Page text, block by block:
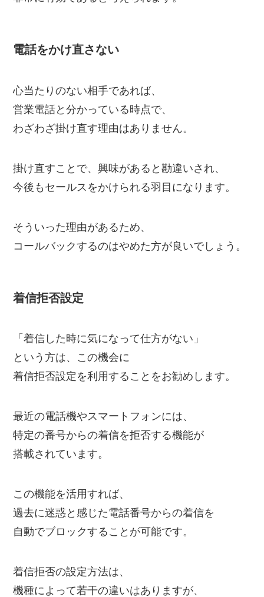
電話をかけ直さない
心当たりのない相手であれば、
営業電話と分かっている時点で、
わざわざ掛け直す理由はありません。
掛け直すことで、興味があると勘違いされ、
今後もセールスをかけられる羽目になります。
そういった理由があるため、
コールバックするのはやめた方が良いでしょう。
着信拒否設定
「着信した時に気になって仕方がない」
という方は、この機会に
着信拒否設定を利用することをお勧めします。
最近の電話機やスマートフォンには、
特定の番号からの着信を拒否する機能が
搭載されています。
この機能を活用すれば、
過去に迷惑と感じた電話番号からの着信を
自動でブロックすることが可能です。
着信拒否の設定方法は、
機種によって若干の違いはありますが、